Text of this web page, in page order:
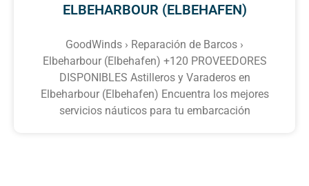
ELBEHARBOUR (ELBEHAFEN)
GoodWinds › Reparación de Barcos ›
Elbeharbour (Elbehafen) +120 PROVEEDORES
DISPONIBLES Astilleros y Varaderos en
Elbeharbour (Elbehafen) Encuentra los mejores
servicios náuticos para tu embarcación